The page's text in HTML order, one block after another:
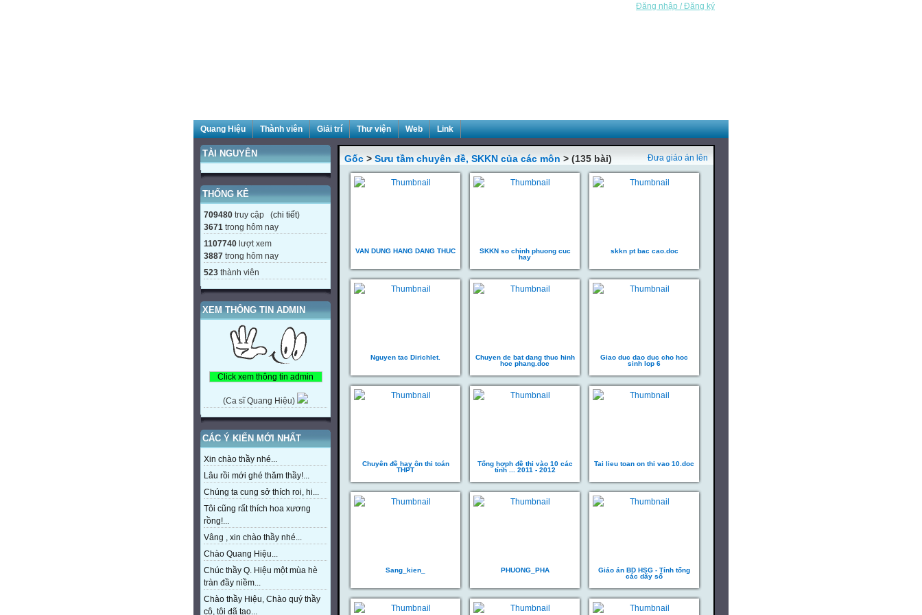
Đăng nhập / Đăng ký
Quang Hiệu Thành viên Giải trí Thư viện Web Link
TÀI NGUYÊN
THỐNG KÊ
709480 truy cập (chi tiết)
3671 trong hôm nay
1107740 lượt xem
3887 trong hôm nay
523 thành viên
XEM THÔNG TIN ADMIN
(Ca sĩ Quang Hiệu)
CÁC Ý KIẾN MỚI NHẤT
Xin chào thầy nhé...
Lâu rồi mới ghé thăm thầy!...
Chúng ta cung sở thích roi, hi...
Tôi cũng rất thích hoa xương
rồng!...
Vâng , xin chào thầy nhé...
Chào Quang Hiệu...
Chúc thầy Q. Hiệu một mùa hè
tràn đầy niềm...
Chào thầy Hiệu, Chào quý thầy
cô, tôi đã tạo...
Đưa giáo án lên
Gốc > Sưu tầm chuyên đề, SKKN của các môn > (135 bài)
VAN DUNG HANG DANG THUC
SKKN so chinh phuong cuc
hay
skkn pt bac cao.doc
Nguyen tac Dirichlet.
Chuyen de bat dang thuc hinh
hoc phang.doc
Giao duc dao duc cho hoc
sinh lop 6
Chuyên đề hay ôn thi toán
THPT
Tổng hợph đề thi vào 10 các
tỉnh ... 2011 - 2012
Tai lieu toan on thi vao 10.doc
Sang_kien_ PHUONG_PHA
Giáo án BD HSG - Tính tổng
các dãy số